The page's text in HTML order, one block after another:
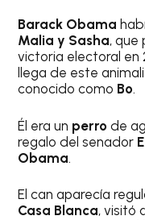
Barack Obama
Malia y Sasha, que
victoria electoral en
llega de este
conocido como Bo.
Él era un perro de
regalo del senador
Obama.
El can aparecía
Casa Blanca, visitó